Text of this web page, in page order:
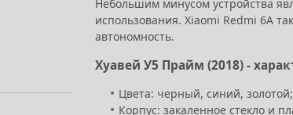
Небольшим минусом устройства
использования. Xiaomi Redmi 6A
автономность.
Хуавей У5 Прайм (2018) -
Цвета: черный, синий, золотой;
Корпус: закаленное стекло и